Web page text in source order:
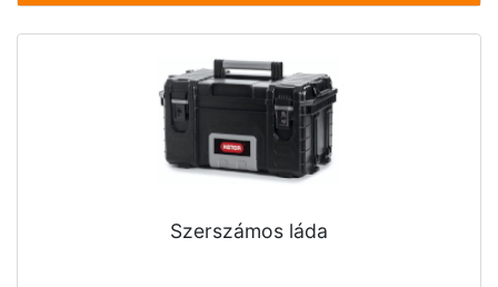
Szerszámos láda